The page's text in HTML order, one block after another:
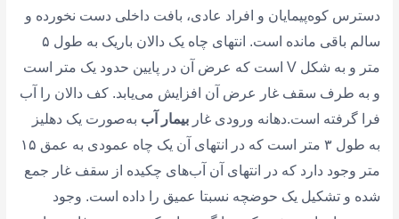
دسترس کوه‌پیمایان و افراد عادی، بافت داخلی دست نخورده و
سالم باقی مانده است. انتهای چاه یک دالان باریک به طول ۵
متر و به شکل V است که عرض آن در پایین حدود یک متر است
و به طرف سقف غار عرض آن افزایش می‌یابد. کف دالان را آب
فرا گرفته است.دهانه ورودی غاربیمار آب به‌صورت یک دهلیز
به طول ۳ متر است که در انتهای آن یک چاه عمودی به عمق ۱۵
متر وجود دارد که در انتهای آن آب‌های چکیده از سقف غار جمع
شده و تشکیل یک حوضچه نسبتا عمیق را داده است. وجود